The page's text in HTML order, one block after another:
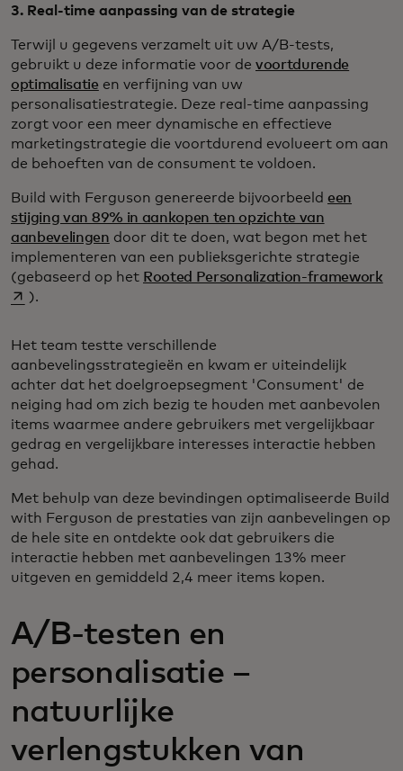
3. Real-time aanpassing van de strategie
Terwijl u gegevens verzamelt uit uw A/B-tests,
gebruikt u deze informatie voor de voortdurende
optimalisatie en verfijning van uw
personalisatiestrategie. Deze real-time aanpassing
zorgt voor een meer dynamische en effectieve
marketingstrategie die voortdurend evolueert om aan
de behoeften van de consument te voldoen.
Build with Ferguson genereerde bijvoorbeeld een
stijging van 89% in aankopen ten opzichte van
aanbevelingen door dit te doen, wat begon met het
implementeren van een publieksgerichte strategie
(gebaseerd op het Rooted Personalization-framework
).
Het team testte verschillende
aanbevelingsstrategieën en kwam er uiteindelijk
achter dat het doelgroepsegment 'Consument' de
neiging had om zich bezig te houden met aanbevolen
items waarmee andere gebruikers met vergelijkbaar
gedrag en vergelijkbare interesses interactie hebben
gehad.
Met behulp van deze bevindingen optimaliseerde Build
with Ferguson de prestaties van zijn aanbevelingen op
de hele site en ontdekte ook dat gebruikers die
interactie hebben met aanbevelingen 13% meer
uitgeven en gemiddeld 2,4 meer items kopen.
A/B-testen en
personalisatie –
natuurlijke
verlengstukken van